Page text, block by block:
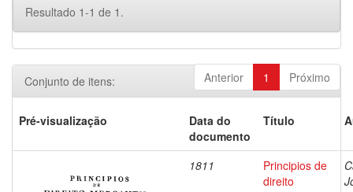
Resultado 1-1 de 1.
Anterior 1 Próximo
Conjunto de itens:
Pré-visualização
Data do
documento
Título
1811
Principios de
direito